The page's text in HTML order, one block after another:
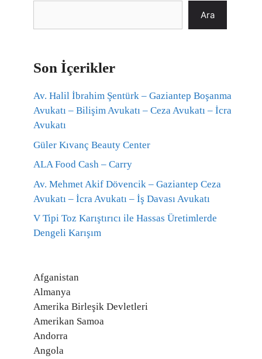
Ara
Son İçerikler
Av. Halil İbrahim Şentürk – Gaziantep Boşanma
Avukatı – Bilişim Avukatı – Ceza Avukatı – İcra
Avukatı
Güler Kıvanç Beauty Center
ALA Food Cash – Carry
Av. Mehmet Akif Dövencik – Gaziantep Ceza
Avukatı – İcra Avukatı – İş Davası Avukatı
V Tipi Toz Karıştırıcı ile Hassas Üretimlerde
Dengeli Karışım
Afganistan
Almanya
Amerika Birleşik Devletleri
Amerikan Samoa
Andorra
Angola